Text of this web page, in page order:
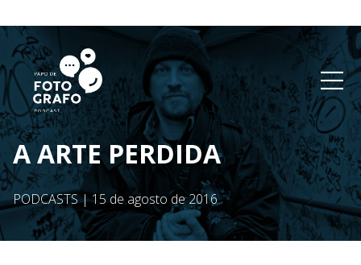
A ARTE PERDIDA
PODCASTS|15 de agosto de 2016